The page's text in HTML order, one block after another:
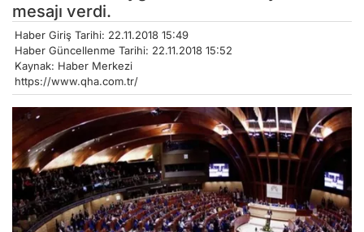
mesajı verdi.
Haber Giriş Tarihi: 22.11.2018 15:49
Haber Güncellenme Tarihi: 22.11.2018 15:52
Kaynak: Haber Merkezi
https://www.qha.com.tr/